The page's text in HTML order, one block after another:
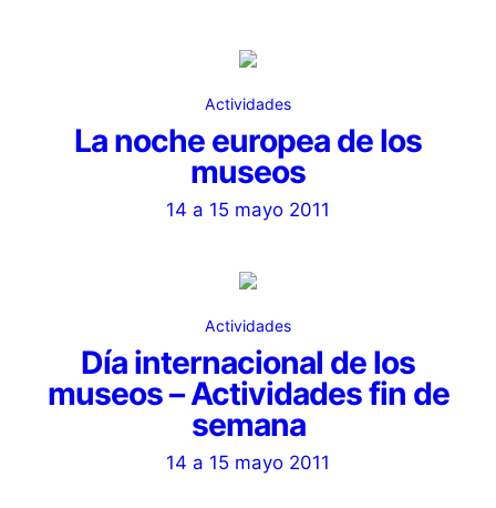
Actividades
La noche europea de los
museos
14 a 15 mayo 2011
Actividades
Día internacional de los
museos – Actividades fin de
semana
14 a 15 mayo 2011